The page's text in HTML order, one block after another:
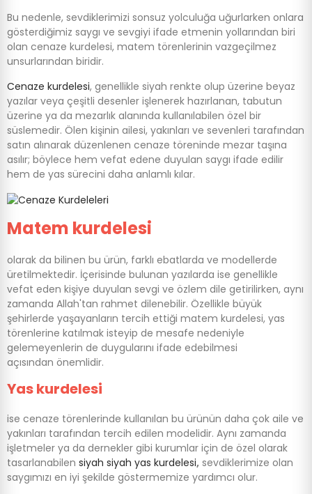
Bu nedenle, sevdiklerimizi sonsuz yolculuğa uğurlarken onlara
gösterdiğimiz saygı ve sevgiyi ifade etmenin yollarından biri
olan cenaze kurdelesi, matem törenlerinin vazgeçilmez
unsurlarından biridir.
Cenaze kurdelesi, genellikle siyah renkte olup üzerine beyaz
yazılar veya çeşitli desenler işlenerek hazırlanan, tabutun
üzerine ya da mezarlık alanında kullanılabilen özel bir
süslemedir. Ölen kişinin ailesi, yakınları ve sevenleri tarafından
satın alınarak düzenlenen cenaze töreninde mezar taşına
asılır; böylece hem vefat edene duyulan saygı ifade edilir
hem de yas sürecini daha anlamlı kılar.
Matem kurdelesi
olarak da bilinen bu ürün, farklı ebatlarda ve modellerde
üretilmektedir. İçerisinde bulunan yazılarda ise genellikle
vefat eden kişiye duyulan sevgi ve özlem dile getirilirken, aynı
zamanda Allah'tan rahmet dilenebilir. Özellikle büyük
şehirlerde yaşayanların tercih ettiği matem kurdelesi, yas
törenlerine katılmak isteyip de mesafe nedeniyle
gelemeyenlerin de duygularını ifade edebilmesi
açısından önemlidir.
Yas kurdelesi
ise cenaze törenlerinde kullanılan bu ürünün daha çok aile ve
yakınları tarafından tercih edilen modelidir. Aynı zamanda
işletmeler ya da dernekler gibi kurumlar için de özel olarak
tasarlanabilen siyah siyah yas kurdelesi, sevdiklerimize olan
saygımızı en iyi şekilde göstermemize yardımcı olur.